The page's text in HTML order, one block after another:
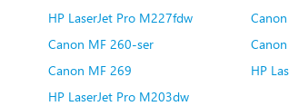
HP LaserJet Pro M227fdw
Canon MF 260-ser
Canon MF 269
HP
HP LaserJet Pro M203dw